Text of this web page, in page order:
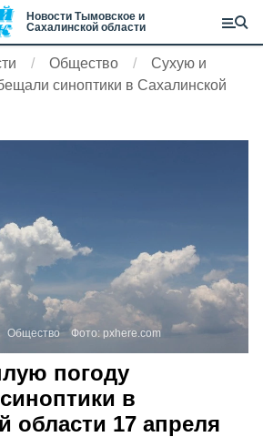
Новости Тымовское и
Сахалинской области
Общество
Сухую и
синоптики в Сахалинской
Общество Фото: pxhere.com
погоду
в
области 17 апреля